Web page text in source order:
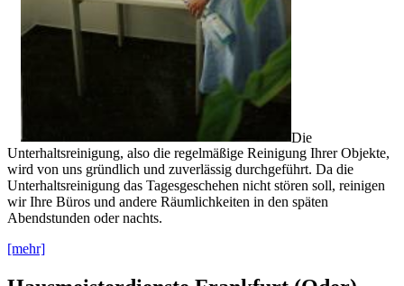
Die
Unterhaltsreinigung, also die regelmäßige Reinigung Ihrer Objekte,
wird von uns gründlich und zuverlässig durchgeführt. Da die
Unterhaltsreinigung das Tagesgeschehen nicht stören soll, reinigen
wir Ihre Büros und andere Räumlichkeiten in den späten
Abendstunden oder nachts.
[mehr]